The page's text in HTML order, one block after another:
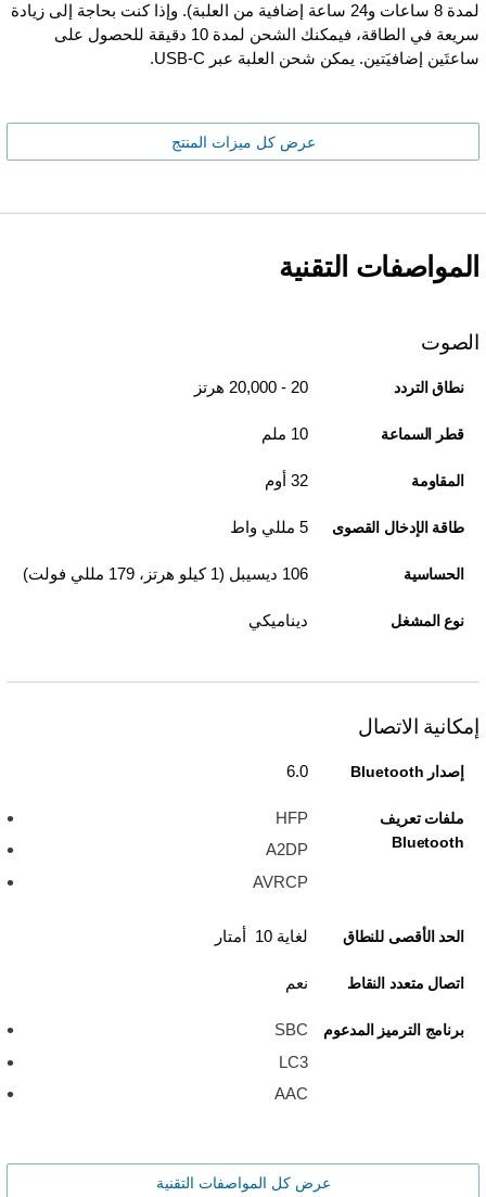
لمدة 8 ساعات و24 ساعة إضافية من العلبة). وإذا كنت بحاجة إلى زيادة
سريعة في الطاقة، فيمكنك الشحن لمدة 10 دقيقة للحصول على
ساعتَين إضافيَتين. يمكن شحن العلبة عبر USB-C.
عرض كل ميزات المنتج
المواصفات التقنية
الصوت
نطاق التردد 20 - 20,000 هرتز
قطر السماعة 10 ملم
المقاومة 32 أوم
طاقة الإدخال القصوى 5 مللي واط
الحساسية 106 ديسيبل (1 كيلو هرتز، 179 مللي فولت)
نوع المشغل ديناميكي
إمكانية الاتصال
إصدار Bluetooth 6.0
ملفات تعريف
Bluetooth
HFP
A2DP
AVRCP
الحد الأقصى للنطاق لغاية 10 أمتار
اتصال متعدد النقاط نعم
برنامج الترميز المدعوم
SBC
LC3
AAC
عرض كل المواصفات التقنية